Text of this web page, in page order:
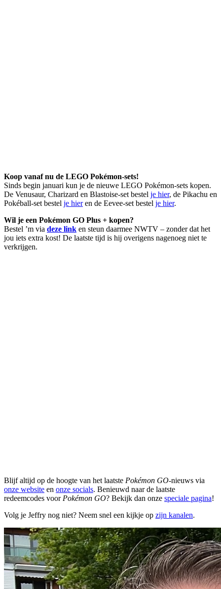
Koop vanaf nu de LEGO Pokémon-sets!
Sinds begin januari kun je de nieuwe LEGO Pokémon-sets kopen.
De Venusaur, Charizard en Blastoise-set bestel je hier, de Pikachu en
Pokéball-set bestel je hieren de Eevee-set bestel je hier.
Wil je een Pokémon GO Plus + kopen?
Bestel ’m via deze link en steun daarmee NWTV – zonder dat het
jou iets extra kost! De laatste tijd is hij overigens nagenoeg niet te
verkrijgen.
Blijf altijd op de hoogte van het laatste Pokémon GO-nieuws via
onze website en onze socials. Benieuwd naar de laatste
redeemcodes voor Pokémon GO? Bekijk dan onze speciale pagina!
Volg je Jeffry nog niet? Neem snel een kijkje op zijn kanalen.